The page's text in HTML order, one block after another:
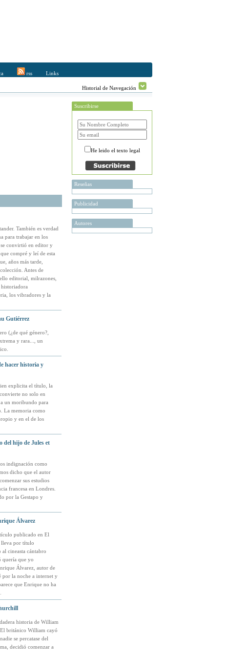
rss Links
Historial de Navegación
También es verdad
para trabajar en los
se convirtió en editor y
compré y leí de esta
años más tarde,
Antes de
editorial, milrazones,
los vibradores y la
Gutiérrez
(¿de qué género?,
y rara..., un
hacer historia y
explicita el título, la
no solo en
un moribundo para
La memoria como
y en el de los
del hijo de Jules et
indignación como
dicho que el autor
sus estudios
francesa en Londres.
por la Gestapo y
Álvarez
publicado en El
por título
cineasta cántabro
quería que yo
Álvarez, autor de
por la noche a internet y
que Enrique no ha
historia de William
británico William cayó
se percatase del
decidió comenzar a
Suscribirse
He leido el texto legal
Reseñas
Publicidad
Autores